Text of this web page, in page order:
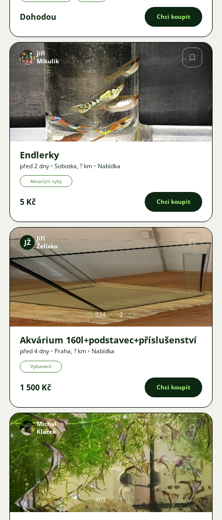
Dohodou Chci koupit
Obrázek
Jiří
Mikulík
89
Endlerky
před 2 dny • Sobotka,? km • Nabídka
Akvarijní ryby
5 Kč Chci koupit
Obrázek
JŽ
Jiří
Želísko
934 2
Akvárium 160l+podstavec+příslušenství
před 4 dny • Praha,? km • Nabídka
Vybavení
1 500 Kč Chci koupit
Obrázek
Michal
Klacek
403 1